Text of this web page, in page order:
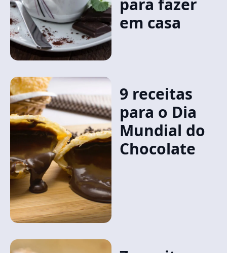
para fazer
em casa
9 receitas
para o Dia
Mundial do
Chocolate